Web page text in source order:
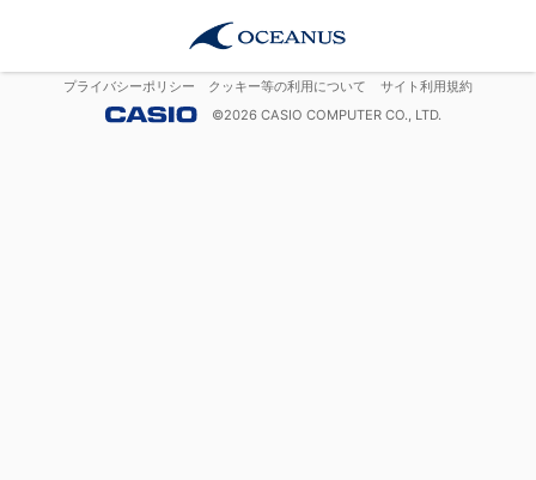
プライバシーポリシー クッキー等の利用について
サイト利用規約
©2026 CASIO COMPUTER CO., LTD.